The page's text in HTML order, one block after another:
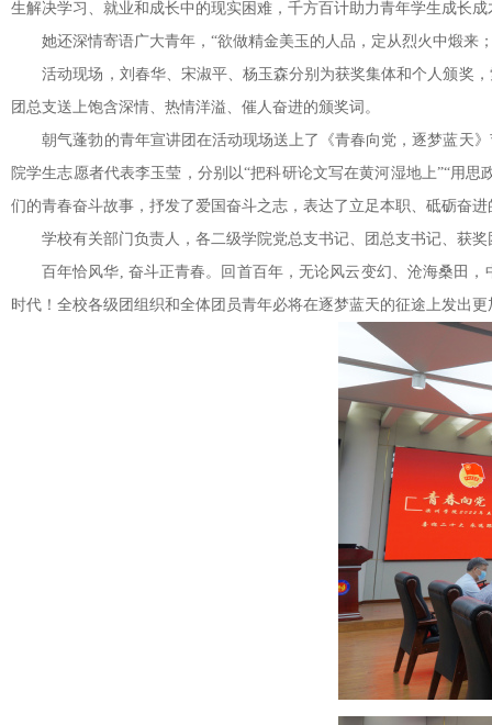
生解决学习、就业和成长中的现实困难，千方百计助力青年学生成长成
她还深情寄语广大青年，“欲做精金美玉的人品，定从烈火中煅来
活动现场，刘春华、宋淑平、杨玉森分别为获奖集体和个人颁奖，
团总支送上饱含深情、热情洋溢、催人奋进的颁奖词。
朝气蓬勃的青年宣讲团在活动现场送上了《青春向党，逐梦蓝天》
院学生志愿者代表李玉莹，分别以“把科研论文写在黄河湿地上”“用
们的青春奋斗故事，抒发了爱国奋斗之志，表达了立足本职、砥砺奋
学校有关部门负责人，各二级学院党总支书记、团总支书记、获奖
百年恰风华, 奋斗正青春。回首百年，无论风云变幻、沧海桑田
时代！全校各级团组织和全体团员青年必将在逐梦蓝天的征途上发出